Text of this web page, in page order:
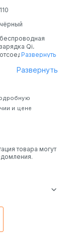
110
чёрный
беспроводная
зарядка Qi,
отсоединяемый
Развернуть
Развернуть
и цене
товара могут